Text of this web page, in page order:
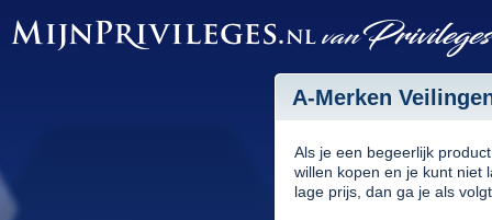
A-Merken
Als je een begeerlijk
willen kopen en je kunt niet
lage prijs, dan ga je als